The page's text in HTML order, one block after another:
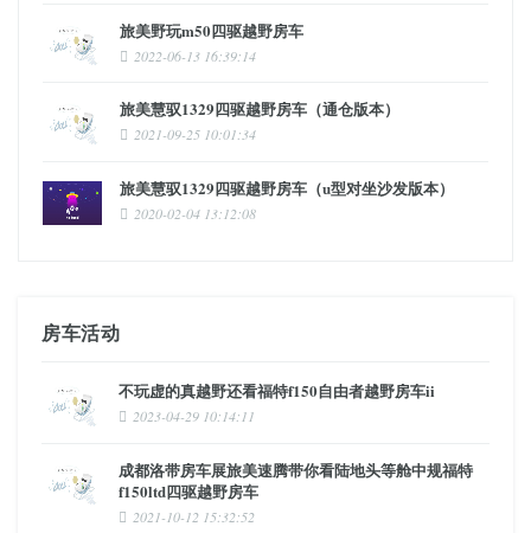
旅美野玩m50四驱越野房车
2022-06-13 16:39:14
旅美慧驭1329四驱越野房车（通仓版本）
2021-09-25 10:01:34
旅美慧驭1329四驱越野房车（u型对坐沙发版本）
2020-02-04 13:12:08
房车活动
不玩虚的真越野还看福特f150自由者越野房车ii
2023-04-29 10:14:11
成都洛带房车展旅美速腾带你看陆地头等舱中规福特
f150ltd四驱越野房车
2021-10-12 15:32:52